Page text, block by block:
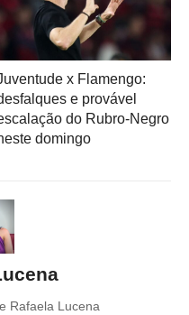
x Flamengo:
e provável
do Rubro-Negro
domingo
Rafaela Lucena